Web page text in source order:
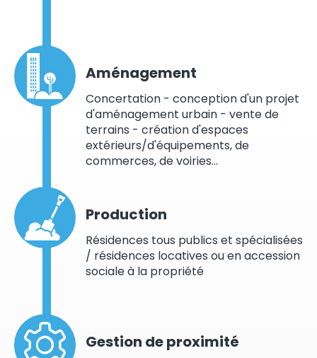
Aménagement
Concertation - conception d'un projet
d'aménagement urbain - vente de
terrains - création d'espaces
extérieurs/d'équipements, de
commerces, de voiries…
Production
Résidences tous publics et spécialisées
/ résidences locatives ou en accession
sociale à la propriété
Gestion de proximité